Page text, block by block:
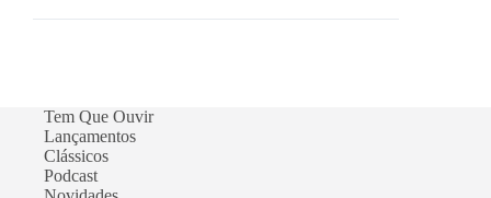
junho
de
2025
Tem Que Ouvir
Lançamentos
Clássicos
Podcast